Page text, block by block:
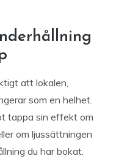
att lokalen,
som en helhet.
tappa sin effekt om
om ljussättningen
du har bokat.